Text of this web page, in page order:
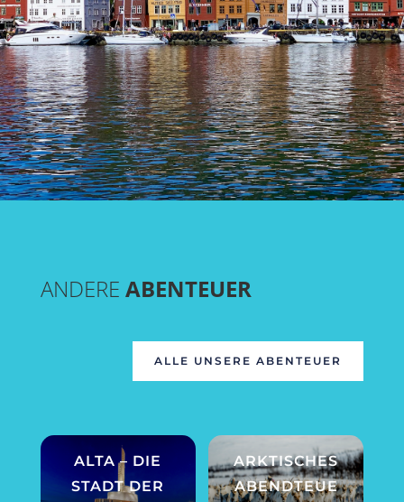
ANDERE ABENTEUER
ALLE UNSERE ABENTEUER
ALTA – DIE
STADT DER
ARKTISCHES
ABENDTEUE